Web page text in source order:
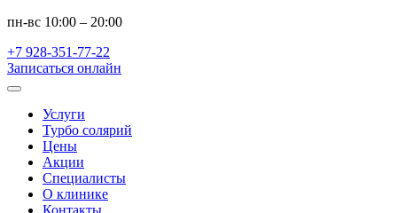
пн-вс 10:00 – 20:00
+7 928-351-77-22
Записаться онлайн
Услуги
Турбо солярий
Цены
Акции
Специалисты
О клинике
Контакты